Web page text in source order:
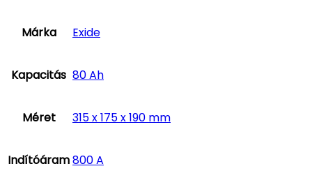
Márka Exide
Kapacitás 80 Ah
Méret 315 x 175 x 190 mm
Indítóáram800 A